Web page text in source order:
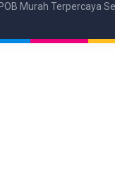
Murah Terpercaya